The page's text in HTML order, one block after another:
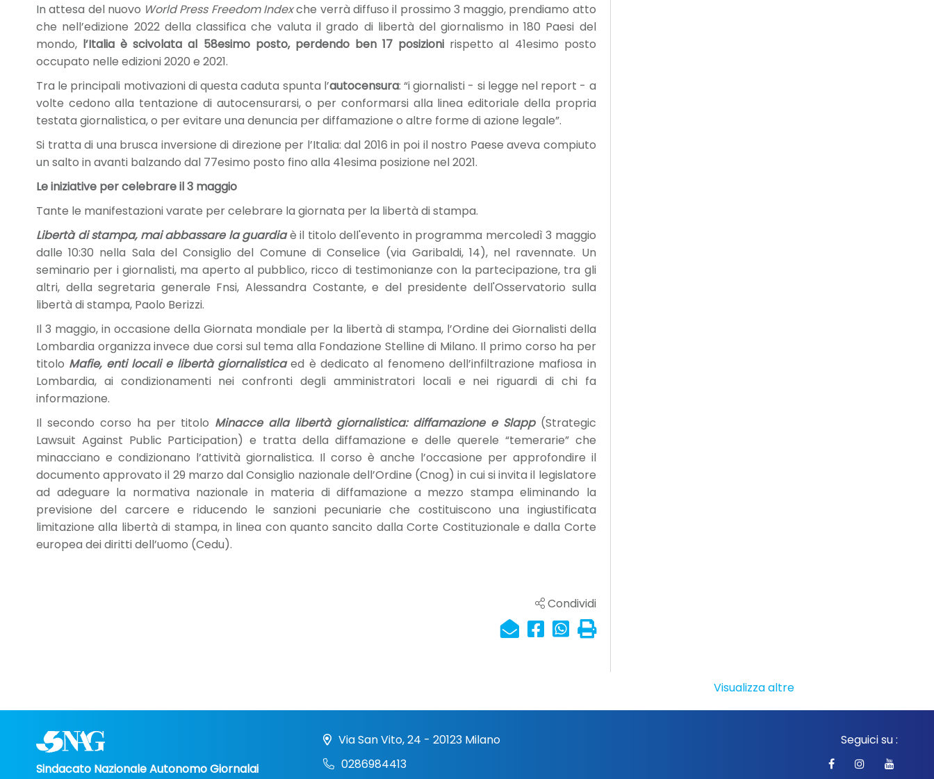
In attesa del nuovo World Press Freedom Indexche verrà diffuso il prossimo 3 maggio, prendiamo atto
che nell’edizione 2022 della classifica che valuta il grado di libertà del giornalismo in 180 Paesi del
mondo, l’Italia è scivolata al 58esimo posto, perdendo ben 17 posizioni rispetto al 41esimo posto
occupato nelle edizioni 2020 e 2021.
Tra le principali motivazioni di questa caduta spunta l’autocensura: “i giornalisti - si legge nel report - a
volte cedono alla tentazione di autocensurarsi, o per conformarsi alla linea editoriale della propria
testata giornalistica, o per evitare una denuncia per diffamazione o altre forme di azione legale”.
Si tratta di una brusca inversione di direzione per l’Italia: dal 2016 in poi il nostro Paese aveva compiuto
un salto in avanti balzando dal 77esimo posto fino alla 41esima posizione nel 2021.
Le iniziative per celebrare il 3 maggio
Tante le manifestazioni varate per celebrare la giornata per la libertà di stampa.
Libertà di stampa, mai abbassare la guardia è il titolo dell'evento in programma mercoledì 3 maggio
dalle 10:30 nella Sala del Consiglio del Comune di Conselice (via Garibaldi, 14), nel ravennate. Un
seminario per i giornalisti, ma aperto al pubblico, ricco di testimonianze con la partecipazione, tra gli
altri, della segretaria generale Fnsi, Alessandra Costante, e del presidente dell'Osservatorio sulla
libertà di stampa, Paolo Berizzi.
Il 3 maggio, in occasione della Giornata mondiale per la libertà di stampa, l’Ordine dei Giornalisti della
Lombardia organizza invece due corsi sul tema alla Fondazione Stelline di Milano. Il primo corso ha per
titolo Mafie, enti locali e libertà giornalistica ed è dedicato al fenomeno dell’infiltrazione mafiosa in
Lombardia, ai condizionamenti nei confronti degli amministratori locali e nei riguardi di chi fa
informazione.
Il secondo corso ha per titolo Minacce alla libertà giornalistica: diffamazione e Slapp (Strategic
Lawsuit Against Public Participation) e tratta della diffamazione e delle querele “temerarie” che
minacciano e condizionano l’attività giornalistica. Il corso è anche l’occasione per approfondire il
documento approvato il 29 marzo dal Consiglio nazionale dell’Ordine (Cnog) in cui si invita il legislatore
ad adeguare la normativa nazionale in materia di diffamazione a mezzo stampa eliminando la
previsione del carcere e riducendo le sanzioni pecuniarie che costituiscono una ingiustificata
limitazione alla libertà di stampa, in linea con quanto sancito dalla Corte Costituzionale e dalla Corte
europea dei diritti dell’uomo (Cedu).
Condividi
Visualizza altre
Sindacato Nazionale Autonomo Giornalai
Via San Vito, 24 - 20123 Milano
0286984413
Seguici su :